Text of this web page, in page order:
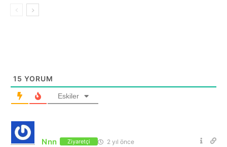
15 YORUM
Eskiler
Nnn Ziyaretçi 2 yıl önce